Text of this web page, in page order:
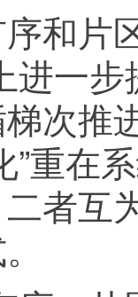
片区
进一
次推
”重在
者互